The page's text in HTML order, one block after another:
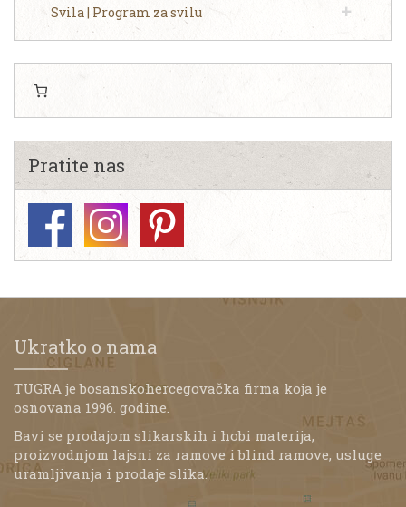
Svila | Program za svilu
Pratite nas
Ukratko o nama
TUGRA je bosanskohercegovačka firma koja je
osnovana 1996. godine.
Bavi se prodajom slikarskih i hobi materija,
proizvodnjom lajsni za ramove i blind ramove, usluge
uramljivanja i prodaje slika.